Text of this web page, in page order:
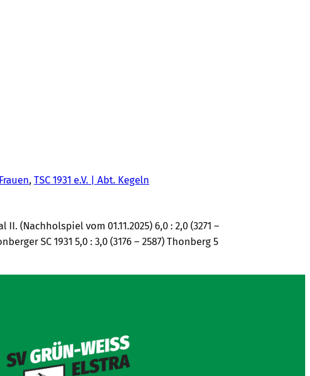
, TSC 1931 e.V. | Abt. Kegeln
(Nachholspiel vom 01.11.2025) 6,0 : 2,0 (3271 –
SC 1931 5,0 : 3,0 (3176 – 2587) Thonberg 5